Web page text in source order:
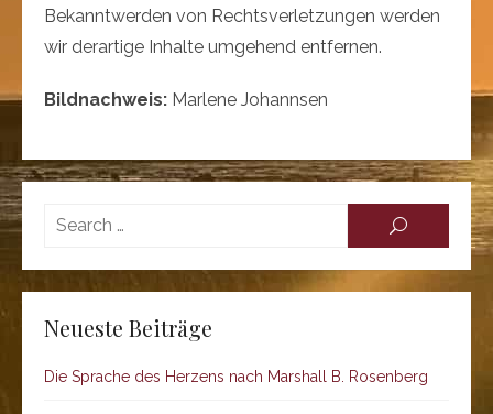
Bekanntwerden von Rechtsverletzungen werden
wir derartige Inhalte umgehend entfernen.
Bildnachweis: Marlene Johannsen
SEARCH
Neueste Beiträge
Die Sprache des Herzens nach Marshall B. Rosenberg